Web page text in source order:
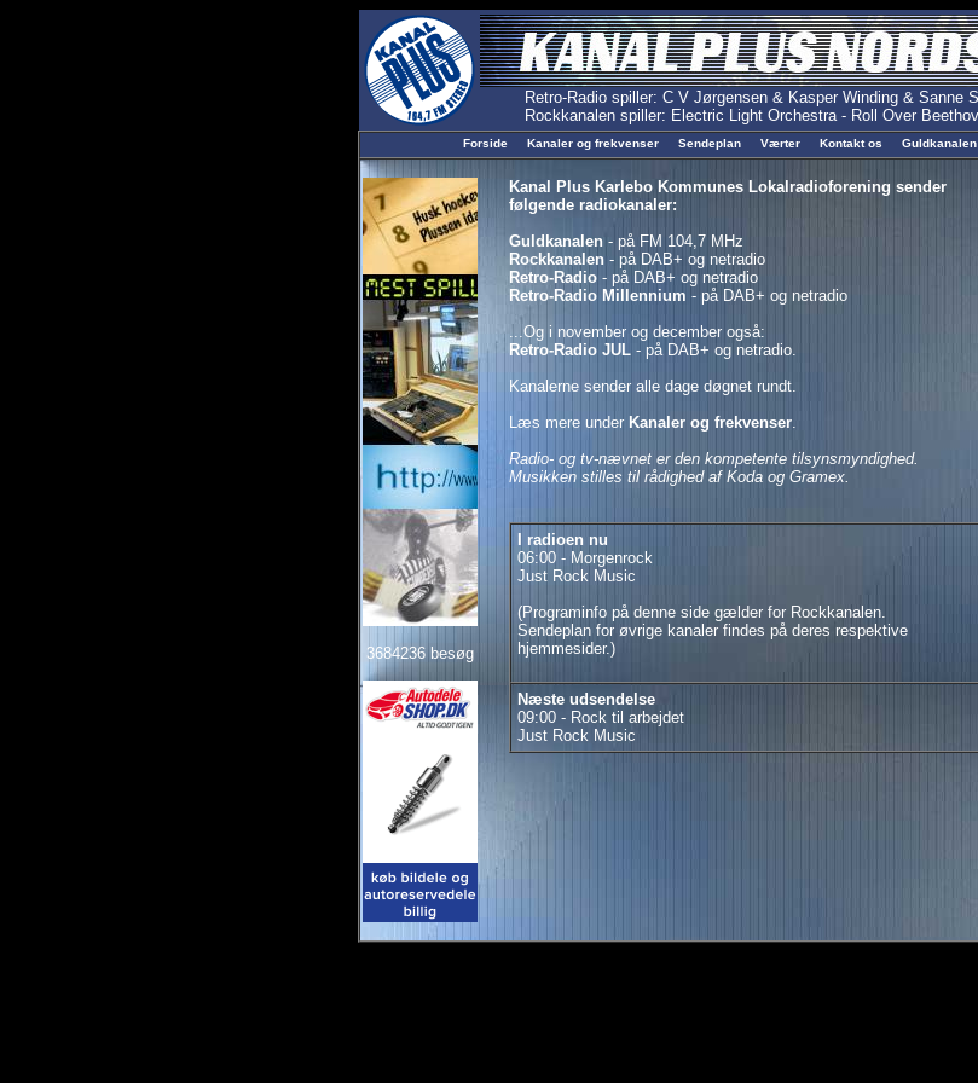
Forside Kanaler og frekvenser Sendeplan Værter Kontakt os Guldkanalen
3684236 besøg
Kanal Plus Karlebo Kommunes Lokalradioforening sender
følgende radiokanaler:
Guldkanalen- på FM 104,7 MHz
Rockkanalen- på DAB+ og netradio
Retro-Radio- på DAB+ og netradio
Retro-Radio Millennium - på DAB+ og netradio
...Og i november og december også:
Retro-Radio JUL- på DAB+ og netradio.
Kanalerne sender alle dage døgnet rundt.
Læs mere under Kanaler og frekvenser.
Radio- og tv-nævnet er den kompetente tilsynsmyndighed.
Musikken stilles til rådighed af Koda og Gramex.
I radioen nu
06:00 - Morgenrock
Just Rock Music
(Programinfo på denne side gælder for Rockkanalen.
Sendeplan for øvrige kanaler findes på deres respektive
hjemmesider.)
Næste udsendelse
09:00 - Rock til arbejdet
Just Rock Music